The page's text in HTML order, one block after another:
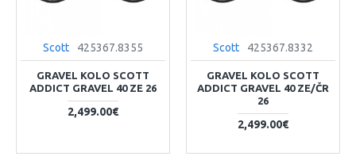
Scott 425367.8355
GRAVEL KOLO SCOTT
ADDICT GRAVEL 40 ZE 26
2,499.00€
Scott 425367.8332
GRAVEL KOLO SCOTT
ADDICT GRAVEL 40 ZE/ČR
26
2,499.00€